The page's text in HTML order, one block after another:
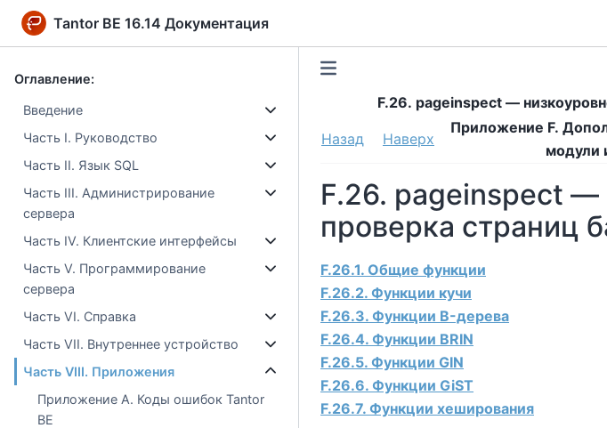
Tantor BE 16.14 Документация
Оглавление:
Введение
Часть I. Руководство
Часть II. Язык SQL
Часть III. Администрирование
сервера
Часть IV. Клиентские интерфейсы
Часть V. Программирование
сервера
Часть VI. Справка
Часть VII. Внутреннее устройство
Часть VIII. Приложения
Приложение A. Коды ошибок Tantor
BE
F.26. pageinspect —
Назад Наверх
Приложение F.
модули
F.26. pageinspect —
проверка страниц
F.26.1. Общие функции
F.26.2. Функции кучи
F.26.3. Функции B-дерева
F.26.4. Функции BRIN
F.26.5. Функции GIN
F.26.6. Функции GiST
F.26.7. Функции хеширования